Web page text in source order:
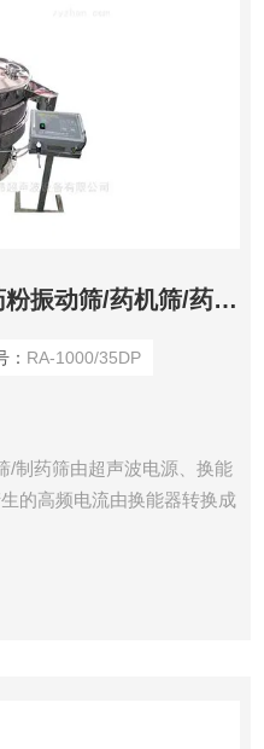
RA-1000/35DP超声波药粉振动筛/药机筛/药品筛/制药筛
： RA-1000/35DP
/制药筛由超声波电源、换能
的高频电流由换能器转换成